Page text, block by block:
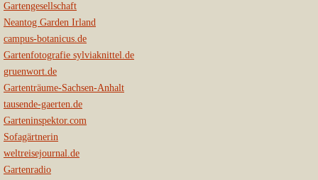
Gartengesellschaft
Neantog Garden Irland
campus-botanicus.de
Gartenfotografie sylviaknittel.de
gruenwort.de
Gartenträume-Sachsen-Anhalt
tausende-gaerten.de
Garteninspektor.com
Sofagärtnerin
weltreisejournal.de
Gartenradio